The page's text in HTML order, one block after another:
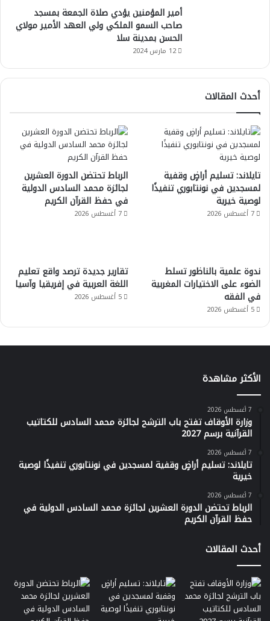
أمير المؤمنين يؤدي صلاة الجمعة بمسجد
صاحب السمو الملكي ولي العهد الأمير مولاي
الحسن بمدينة سلا
12 مارس 2024
أحدث المقالات
تايلاند: تسليم أراضٍ وقفية
لمسجدين في نونتابوري تنفيذًا
لوصية خيرية
7 أغسطس 2026
الرباط تحتضن الدورة العشرين
لجائزة محمد السادس الدولية
في حفظ القرآن الكريم
7 أغسطس 2026
ندوة علمية بالناظور تسلط
الضوء على الاختيارات المغربية
في الفقه
5 أغسطس 2026
تقارير جديدة ترصد واقع تعليم
اللغة العربية في إفريقيا وآسيا
5 أغسطس 2026
الأكثر مشاهدة
7 أغسطس 2026
وزارة الأوقاف تفتح باب الترشح لجائزة محمد السادس للكتاتيب
القرآنية برسم 2027
7 أغسطس 2026
تايلاند: تسليم أراضٍ وقفية لمسجدين في نونتابوري تنفيذًا لوصية
خيرية
7 أغسطس 2026
الرباط تحتضن الدورة العشرين لجائزة محمد السادس الدولية في
حفظ القرآن الكريم
أحدث المقالات